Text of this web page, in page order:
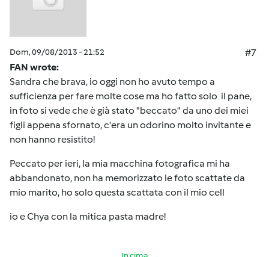
Dom, 09/08/2013 - 21:52
#7
FAN wrote:
Sandra che brava, io oggi non ho avuto tempo a
sufficienza per fare molte cose ma ho fatto solo il pane,
in foto si vede che è già stato "beccato" da uno dei miei
figli appena sfornato, c'era un odorino molto invitante e
non hanno resistito!
Peccato per ieri, la mia macchina fotografica mi ha
abbandonato, non ha memorizzato le foto scattate da
mio marito, ho solo questa scattata con il mio cell
io e Chya con la mitica pasta madre!